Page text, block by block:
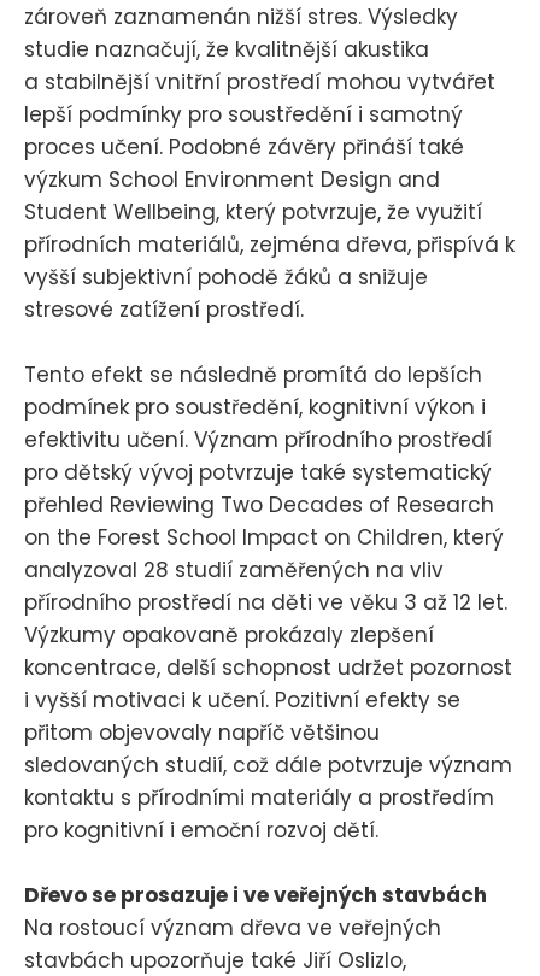
zároveň zaznamenán nižší stres. Výsledky
studie naznačují, že kvalitnější akustika
a stabilnější vnitřní prostředí mohou vytvářet
lepší podmínky pro soustředění i samotný
proces učení. Podobné závěry přináší také
výzkum School Environment Design and
Student Wellbeing, který potvrzuje, že využití
přírodních materiálů, zejména dřeva, přispívá k
vyšší subjektivní pohodě žáků a snižuje
stresové zatížení prostředí.
Tento efekt se následně promítá do lepších
podmínek pro soustředění, kognitivní výkon i
efektivitu učení. Význam přírodního prostředí
pro dětský vývoj potvrzuje také systematický
přehled Reviewing Two Decades of Research
on the Forest School Impact on Children, který
analyzoval 28 studií zaměřených na vliv
přírodního prostředí na děti ve věku 3 až 12 let.
Výzkumy opakovaně prokázaly zlepšení
koncentrace, delší schopnost udržet pozornost
i vyšší motivaci k učení. Pozitivní efekty se
přitom objevovaly napříč většinou
sledovaných studií, což dále potvrzuje význam
kontaktu s přírodními materiály a prostředím
pro kognitivní i emoční rozvoj dětí.
Dřevo se prosazuje i ve veřejných stavbách
Na rostoucí význam dřeva ve veřejných
stavbách upozorňuje také Jiří Oslizlo,